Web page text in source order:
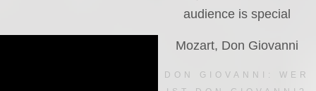
audience is special
Mozart, Don Giovanni
DON GIOVANNI: WER